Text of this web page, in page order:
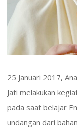
25 Januari 2017,
Jati melakukan
pada saat belajar
undangan dari